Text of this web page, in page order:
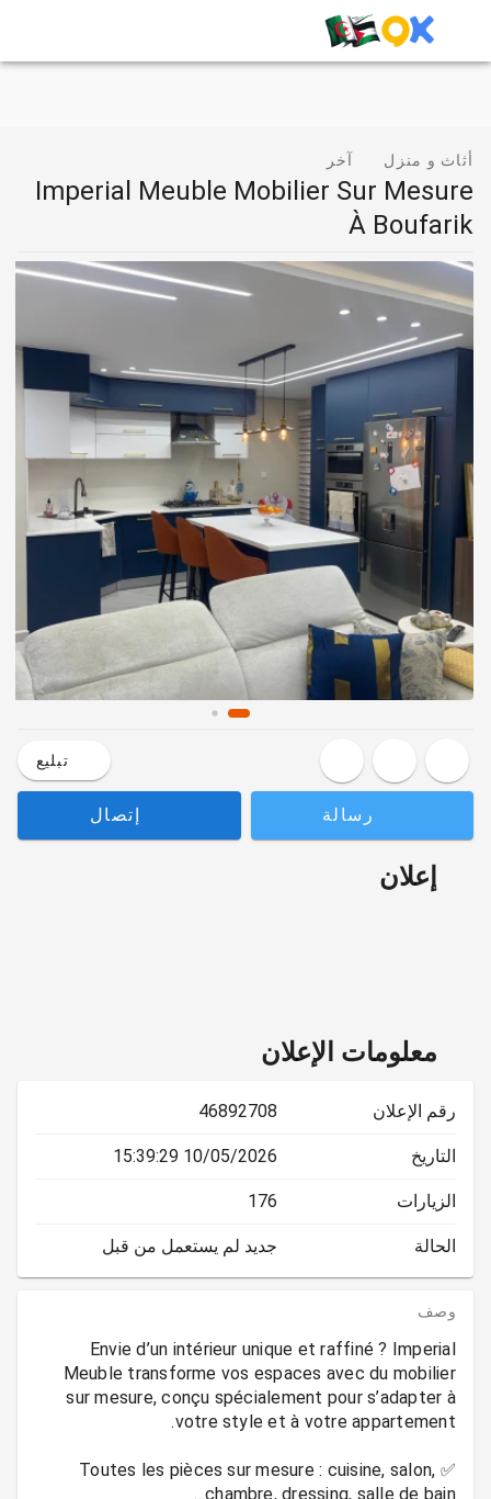
أثاث و منزل آخر
Imperial Meuble Mobilier Sur Mesure
À Boufarik
تبليع
رسالة إتصال
إعلان
معلومات الإعلان
رقم الإعلان 46892708
التاريخ 10/05/2026 15:39:29
الزيارات 176
الحالة جديد لم يستعمل من قبل
وصف
Envie d’un intérieur unique et raffiné ? Imperial
Meuble transforme vos espaces avec du mobilier
sur mesure, conçu spécialement pour s’adapter à
✅ Toutes les pièces sur mesure : cuisine, salon,